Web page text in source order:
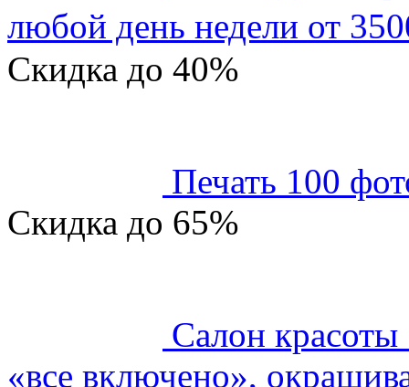
любой день недели от
Скидка до 40%
Печать 100
Скидка до 65%
Салон
«все включено»,